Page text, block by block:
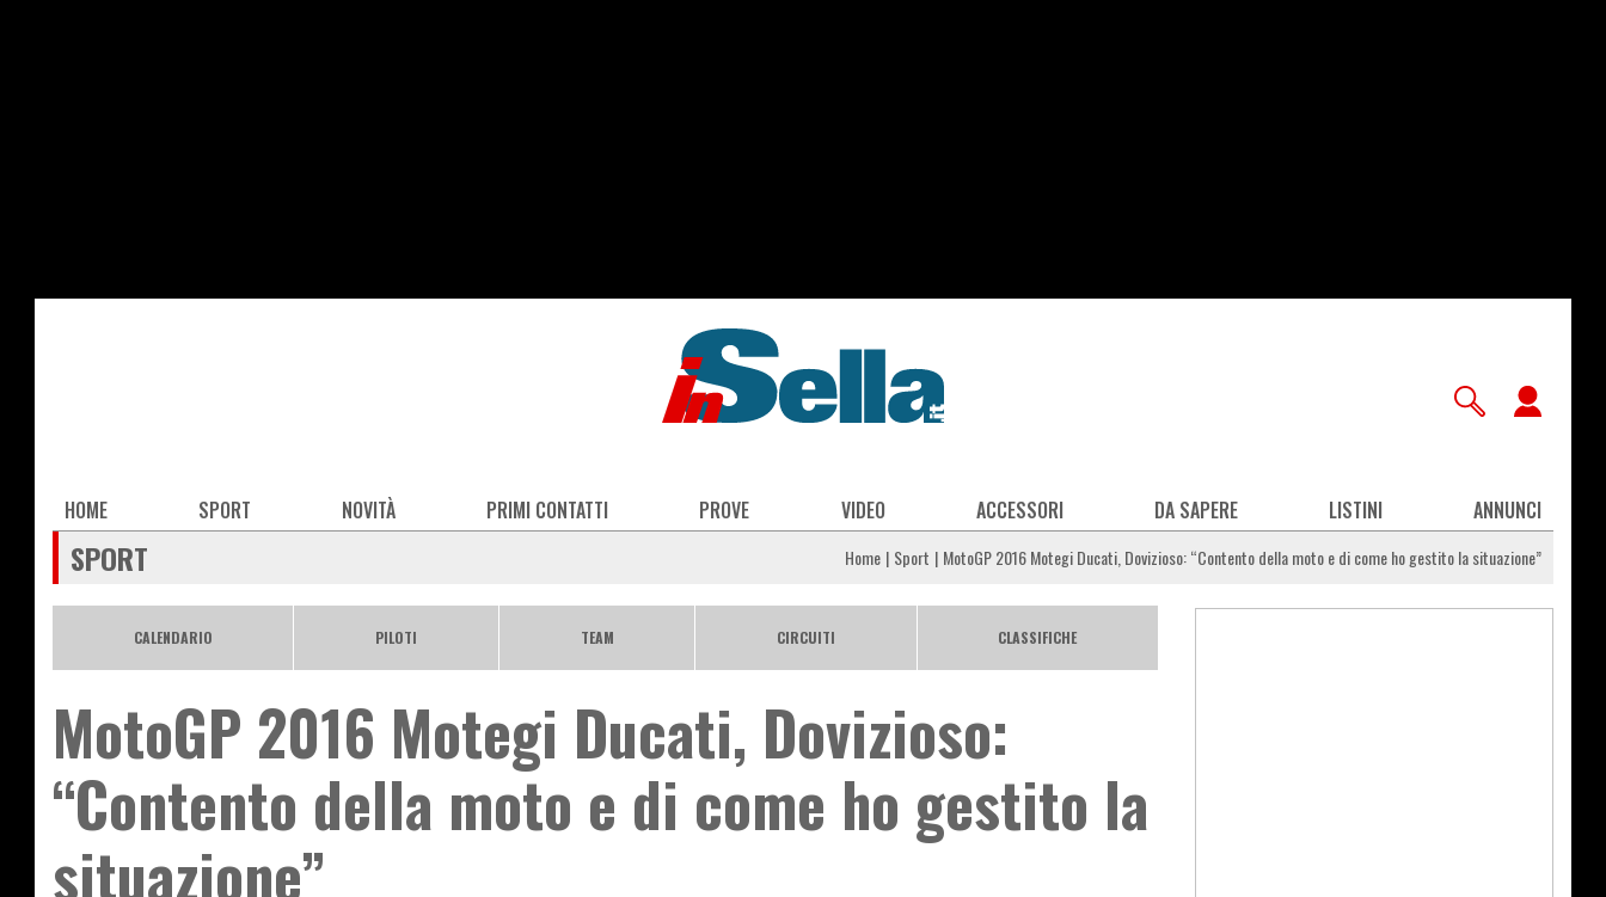
Main
navigation
HOME SPORT NOVITÀ PRIMI CONTATTI PROVE VIDEO ACCESSORI DA SAPERE LISTINI ANNUNCI
SPORT Home Sport MotoGP 2016 Motegi Ducati, Dovizioso: “Contento della moto e di come ho gestito la situazione”
CALENDARIO PILOTI TEAM CIRCUITI CLASSIFICHE
MotoGP 2016 Motegi Ducati, Dovizioso:
“Contento della moto e di come ho gestito la
situazione”